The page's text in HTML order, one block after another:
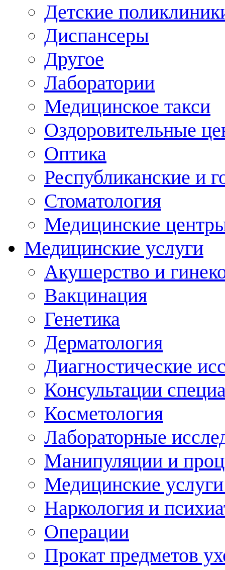
Детские
Диспансеры
Другое
Лаборатории
Медицинское такси
Оздоровительные
Оптика
Республиканские и
Стоматология
Медицинские
Медицинские услуги
Акушерство и
Вакцинация
Генетика
Дерматология
Диагностические
Консультации
Косметология
Лабораторные
Манипуляции и
Медицинские
Наркология и
Операции
Прокат предметов